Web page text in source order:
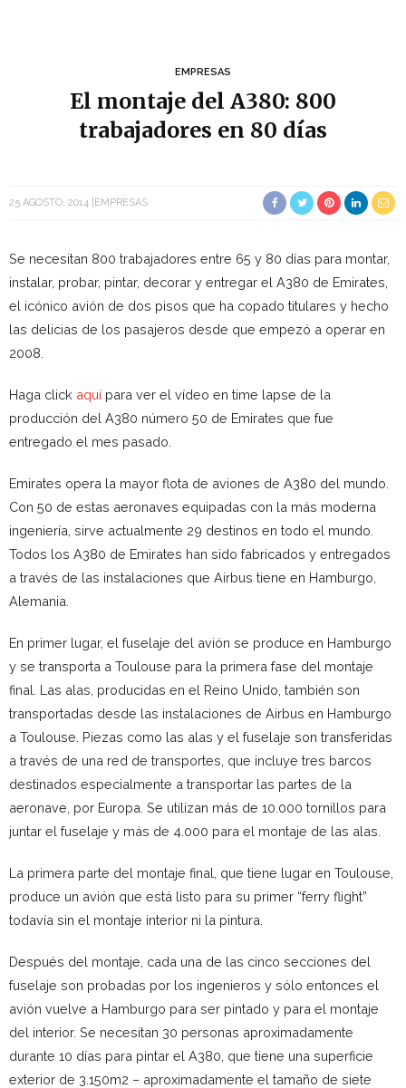
EMPRESAS
El montaje del A380: 800
trabajadores en 80 días
25 AGOSTO, 2014 EMPRESAS
Se necesitan 800 trabajadores entre 65 y 80 días para montar,
instalar, probar, pintar, decorar y entregar el A380 de Emirates,
el icónico avión de dos pisos que ha copado titulares y hecho
las delicias de los pasajeros desde que empezó a operar en
2008.
Haga click aquí para ver el vídeo en time lapse de la
producción del A380 número 50 de Emirates que fue
entregado el mes pasado.
Emirates opera la mayor flota de aviones de A380 del mundo.
Con 50 de estas aeronaves equipadas con la más moderna
ingeniería, sirve actualmente 29 destinos en todo el mundo.
Todos los A380 de Emirates han sido fabricados y entregados
a través de las instalaciones que Airbus tiene en Hamburgo,
Alemania.
En primer lugar, el fuselaje del avión se produce en Hamburgo
y se transporta a Toulouse para la primera fase del montaje
final. Las alas, producidas en el Reino Unido, también son
transportadas desde las instalaciones de Airbus en Hamburgo
a Toulouse. Piezas como las alas y el fuselaje son transferidas
a través de una red de transportes, que incluye tres barcos
destinados especialmente a transportar las partes de la
aeronave, por Europa. Se utilizan más de 10.000 tornillos para
juntar el fuselaje y más de 4.000 para el montaje de las alas.
La primera parte del montaje final, que tiene lugar en Toulouse,
produce un avión que está listo para su primer “ferry flight”
todavía sin el montaje interior ni la pintura.
Después del montaje, cada una de las cinco secciones del
fuselaje son probadas por los ingenieros y sólo entonces el
avión vuelve a Hamburgo para ser pintado y para el montaje
del interior. Se necesitan 30 personas aproximadamente
durante 10 días para pintar el A380, que tiene una superficie
exterior de 3.150m2 – aproximadamente el tamaño de siete